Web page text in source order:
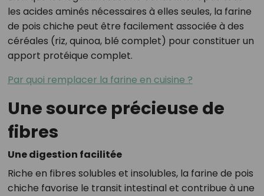
les acides aminés nécessaires à elles seules, la farine
de pois chiche peut être facilement associée à des
céréales (riz, quinoa, blé complet) pour constituer un
apport protéique complet.
Par quoi remplacer la farine en cuisine ?
Une source précieuse de
fibres
Une digestion facilitée
Riche en fibres solubles et insolubles, la farine de pois
chiche favorise le transit intestinal et contribue à une